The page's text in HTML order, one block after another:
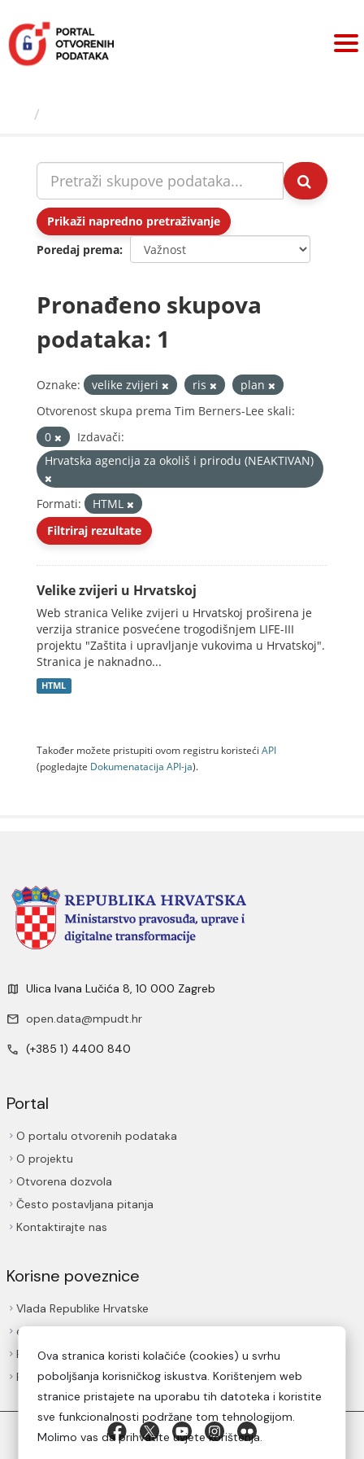
sadržaj
Prikaži napredno pretraživanje
Poredaj prema
Pronađeno skupova
podataka: 1
Oznake: velike zvijeri ris
plan
Otvorenost skupa prema Tim Berners-Lee skali:
0
Izdavači:
Hrvatska agencija za okoliš i prirodu (NEAKTIVAN)
Formati:
HTML
Filtriraj rezultate
Velike zvijeri u Hrvatskoj
Web stranica Velike zvijeri u Hrvatskoj proširena je
verzija stranice posvećene trogodišnjem LIFE-III
projektu "Zaštita i upravljanje vukovima u Hrvatskoj".
Stranica je naknadno...
HTML
Također možete pristupiti ovom registru koristeći API
(pogledajte Dokumenаtаcijа API-jа).